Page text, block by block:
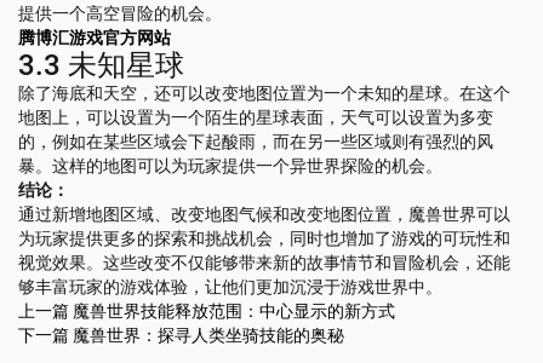
提供一个高空冒险的机会。
腾博汇游戏官方网站
3.3 未知星球
除了海底和天空，还可以改变地图位置为一个未知的星球。在这个
地图上，可以设置为一个陌生的星球表面，天气可以设置为多变
的，例如在某些区域会下起酸雨，而在另一些区域则有强烈的风
暴。这样的地图可以为玩家提供一个异世界探险的机会。
结论：
通过新增地图区域、改变地图气候和改变地图位置，魔兽世界可以
为玩家提供更多的探索和挑战机会，同时也增加了游戏的可玩性和
视觉效果。这些改变不仅能够带来新的故事情节和冒险机会，还能
够丰富玩家的游戏体验，让他们更加沉浸于游戏世界中。
上一篇 魔兽世界技能释放范围：中心显示的新方式
下一篇 魔兽世界：探寻人类坐骑技能的奥秘